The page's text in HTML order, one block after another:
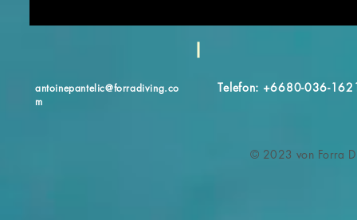
antoinepantelic@forradiving.co
m
Telefon: +6680-036-
© 2023 von Forra